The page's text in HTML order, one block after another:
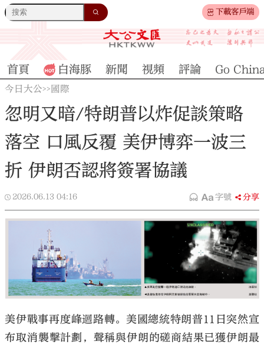
下載客戶端
大公文匯
首頁 白海豚 新聞 視頻 評論 Go
今日大公>> 國際
忽明又暗/特朗普以炸促談策略
落空 口風反覆 美伊博弈一波三
折 伊朗否認將簽署協議
2026.06.13 04:16 字號 分享
美伊戰事再度峰迴路轉。美國總統特朗普11日突然宣
布取消襲擊計劃，聲稱與伊朗的磋商結果已獲伊朗最